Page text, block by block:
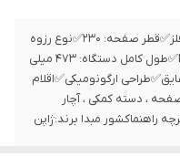
✅مناسب برای فلز✅قطر صفحه: 230✅نوع رزوه
های محور: M14✅طول کامل دستگاه: 473 میلی
ارگونومیکی✅اقلام
، دسته کمکی ، آچار
راهنماکشور مبدا برند:ژاپن